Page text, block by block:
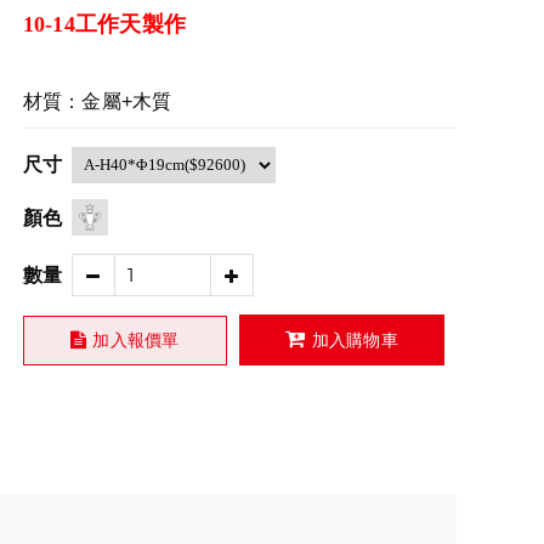
10-14工作天製作
材質：金屬+木質
尺寸
顏色
數量
加入報價單 加入購物車